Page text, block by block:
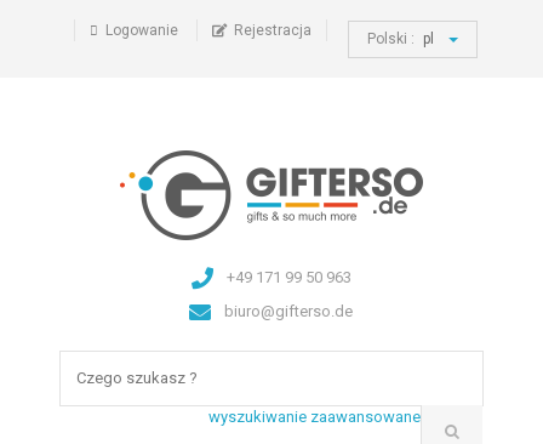
Logowanie Rejestracja Polski : pl
+49 171 99 50 963
biuro@gifterso.de
wyszukiwanie zaawansowane